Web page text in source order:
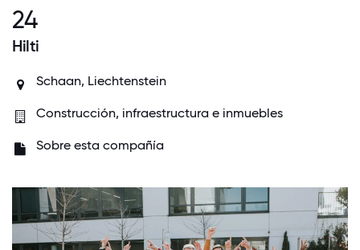
24
Hilti
Schaan, Liechtenstein
Construcción, infraestructura e inmuebles
Sobre esta compañía